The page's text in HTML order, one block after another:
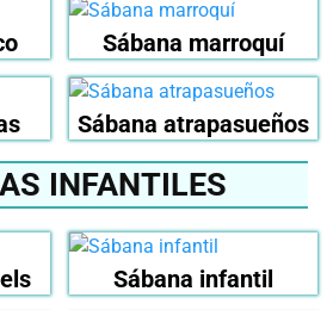
Sábana marroquí
Sábana atrapasueños
INFANTILES
Sábana infantil